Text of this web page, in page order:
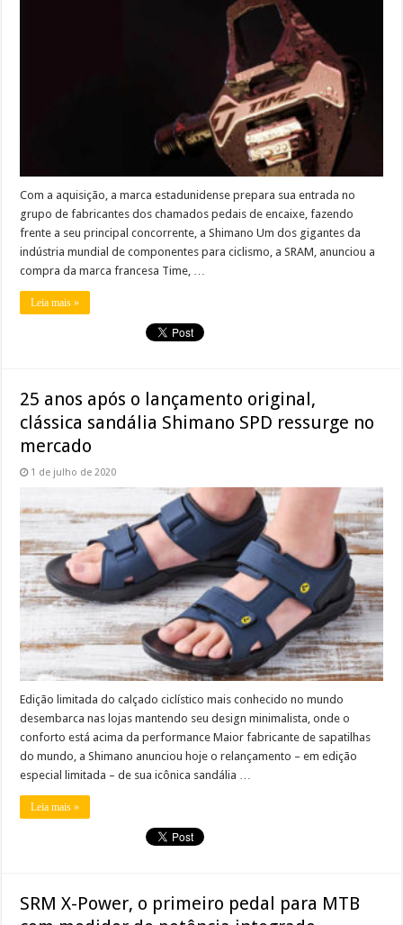
Com a aquisição, a marca estadunidense prepara sua entrada no
grupo de fabricantes dos chamados pedais de encaixe, fazendo
frente a seu principal concorrente, a Shimano Um dos gigantes da
indústria mundial de componentes para ciclismo, a SRAM, anunciou a
compra da marca francesa Time, …
Leia mais »
25 anos após o lançamento original,
clássica sandália Shimano SPD ressurge no
mercado
1 de julho de 2020
Edição limitada do calçado ciclístico mais conhecido no mundo
desembarca nas lojas mantendo seu design minimalista, onde o
conforto está acima da performance Maior fabricante de sapatilhas
do mundo, a Shimano anunciou hoje o relançamento – em edição
especial limitada – de sua icônica sandália …
Leia mais »
SRM X-Power, o primeiro pedal para MTB